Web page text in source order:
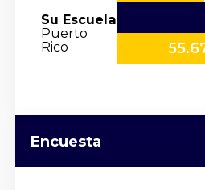
Su Escuela
Puerto
Rico
Encuesta